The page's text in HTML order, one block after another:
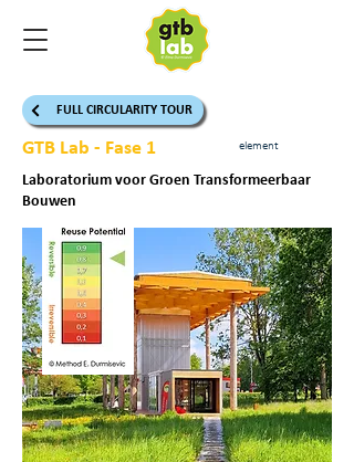
FULL CIRCULARITY TOUR
GTB Lab - Fase 1 element
Laboratorium voor Groen Transformeerbaar
Bouwen